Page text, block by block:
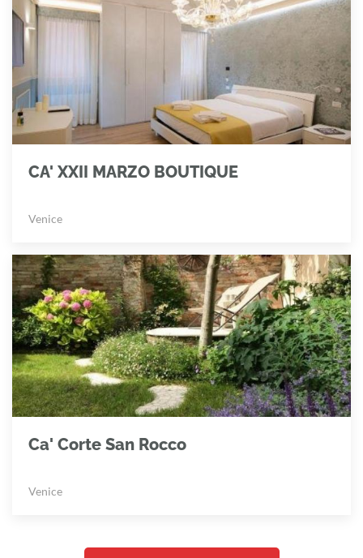
CA' XXII MARZO BOUTIQUE
Venice
Ca' Corte San Rocco
Venice